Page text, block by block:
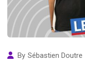
By Sébastien Doutre